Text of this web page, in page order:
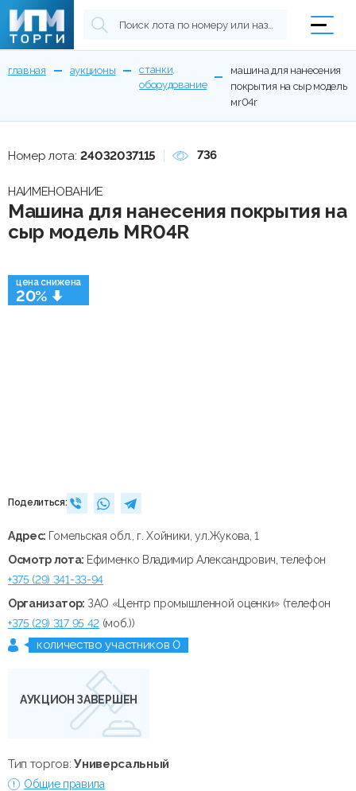
главная аукционы
станки,
оборудование
машина для нанесения
покрытия на сыр модель
мr04r
цена снижена
20%
Поделиться:
Номер лота: 24032037115 736
НАИМЕНОВАНИЕ
Машина для нанесения покрытия на
сыр модель МR04R
Адрес: Гомельская обл., г. Хойники, ул.Жукова, 1
Осмотр лота: Ефименко Владимир Александрович, телефон
+375 (29) 341-33-94
Организатор: ЗАО «Центр промышленной оценки» (телефон
+375 (29) 317 95 42(моб.))
количество участников 0
АУКЦИОН ЗАВЕРШЕН
Тип торгов:Универсальный
Общие правила